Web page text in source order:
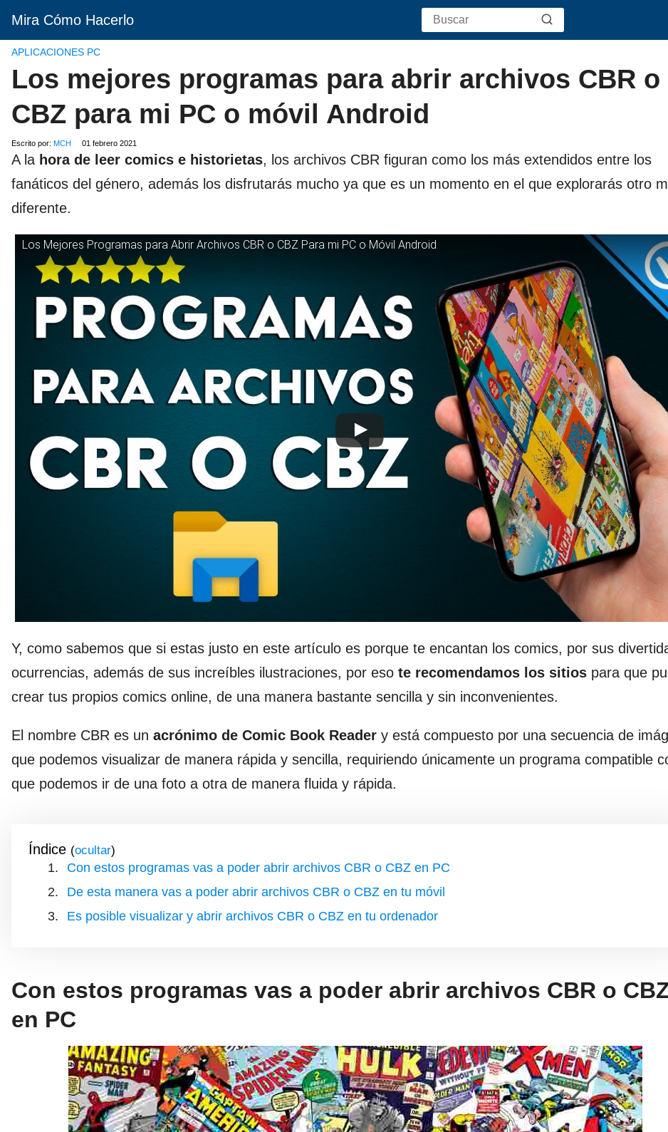
Mira Cómo Hacerlo
APLICACIONES PC
Los mejores programas para abrir archivos CBR o
CBZ para mi PC o móvil Android
Escrito por: MCH 01 febrero 2021
A la hora de leer comics e historietas, los archivos CBR figuran como los más extendidos entre los
fanáticos del género, además los disfrutarás mucho ya que es un momento en el que explorarás otro
diferente.
Los Mejores Programas para Abrir Archivos CBR o CBZ Para mi PC o Móvil Android
Y, como sabemos que si estas justo en este artículo es porque te encantan los comics, por sus
ocurrencias, además de sus increíbles ilustraciones, por eso te recomendamos los sitios para que
crear tus propios comics online, de una manera bastante sencilla y sin inconvenientes.
El nombre CBR es un acrónimo de Comic Book Reader y está compuesto por una secuencia de
que podemos visualizar de manera rápida y sencilla, requiriendo únicamente un programa compatible
que podemos ir de una foto a otra de manera fluida y rápida.
Índice ( )
Con estos programas vas a poder abrir archivos CBR o CBZ en PC
De esta manera vas a poder abrir archivos CBR o CBZ en tu móvil
Es posible visualizar y abrir archivos CBR o CBZ en tu ordenador
Con estos programas vas a poder abrir archivos CBR o
en PC